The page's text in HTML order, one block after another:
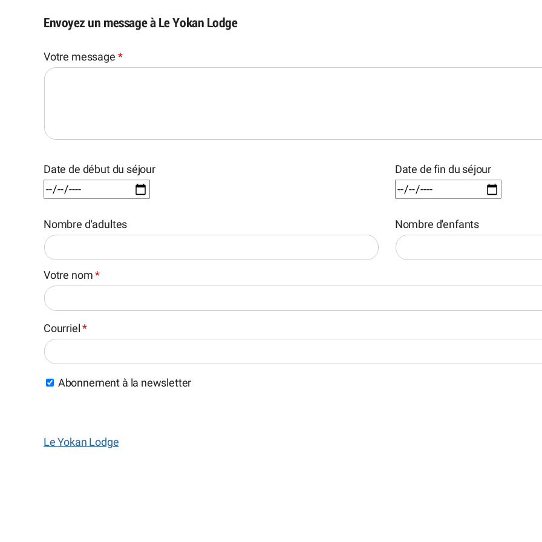
Envoyez un message à Le Yokan Lodge
Votre message *
Date de début du séjour Date de fin du séjour
Nombre d'adultes Nombre d'enfants
Votre nom*
Courriel*
Abonnement à la newsletter
Le Yokan Lodge